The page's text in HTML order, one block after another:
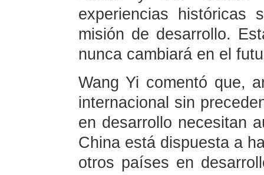
experiencias históricas
misión de desarrollo.
nunca cambiará en el
Wang Yi comentó que,
internacional sin
en desarrollo necesitan
China está dispuesta a
otros países en